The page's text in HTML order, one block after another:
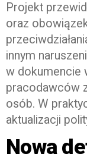
Projekt
oraz
innym
w dokumencie
pracodawców
osób. W
aktualizacji
Nowa